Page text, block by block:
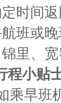
时间返
班或
里、
程小贴
乘早班